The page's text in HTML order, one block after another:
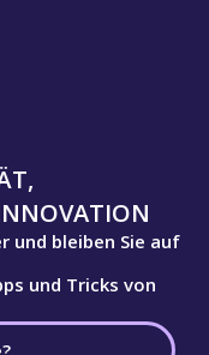
und bleiben Sie auf
und Tricks von